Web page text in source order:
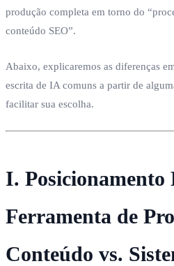
produção completa em torno do
conteúdo SEO”.
Abaixo, explicaremos as diferenças
escrita de IA comuns a partir de
facilitar sua escolha.
I. Posicionamento
Ferramenta de
Conteúdo vs.